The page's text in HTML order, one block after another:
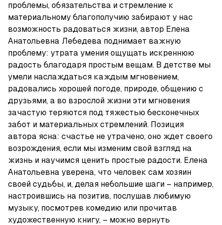
проблемы, обязательства и стремление к
материальному благополучию забирают у нас
возможность радоваться жизни, автор Елена
Анатольевна Лебедева поднимает важную
проблему: утрата умения ощущать искреннюю
радость благодаря простым вещам. В детстве мы
умели наслаждаться каждым мгновением,
радовались хорошей погоде, природе, общению с
друзьями, а во взрослой жизни эти мгновения
зачастую теряются под тяжестью бесконечных
забот и материальных стремлений. Позиция
автора ясна: счастье не утрачено, оно ждет своего
возрождения, если мы изменим свой взгляд на
жизнь и научимся ценить простые радости. Елена
Анатольевна уверена, что человек сам хозяин
своей судьбы, и, делая небольшие шаги – например,
настроившись на позитив, послушав любимую
музыку, посмотрев комедию или прочитав
художественную книгу, – можно вернуть